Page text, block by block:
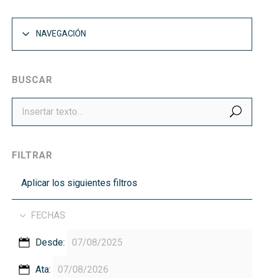
NAVEGACIÓN
BUSCAR
FILTRAR
Aplicar los siguientes filtros
FECHAS
Desde:
Ata: